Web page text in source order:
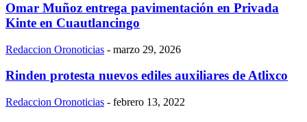
Omar Muñoz entrega pavimentación en Privada
Kinte en Cuautlancingo
Redaccion Oronoticias - marzo 29, 2026
Rinden protesta nuevos ediles auxiliares de Atlixco
Redaccion Oronoticias - febrero 13, 2022